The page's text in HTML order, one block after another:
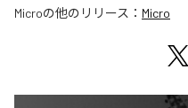
Microの他のリリース： Micro